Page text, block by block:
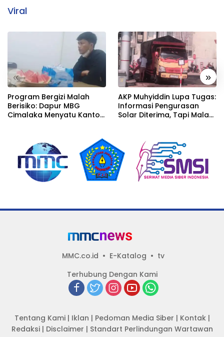
Viral
« »
Program Bergizi Malah
Berisiko: Dapur MBG
Cimalaka Menyatu Kantor
AKP Muhyiddin Lupa Tugas:
Informasi Pengurasan
Solar Diterima, Tapi Malah
MMC.co.id E-Katalog
tv
Terhubung Dengan Kami
Tentang Kami| Iklan | Pedoman Media Siber | Kontak|
Redaksi| Disclaimer | Standart Perlindungan Wartawan